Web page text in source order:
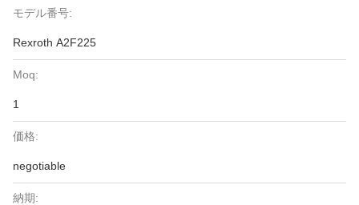
モデル番号:
Rexroth A2F225
Moq:
1
価格:
negotiable
納期: